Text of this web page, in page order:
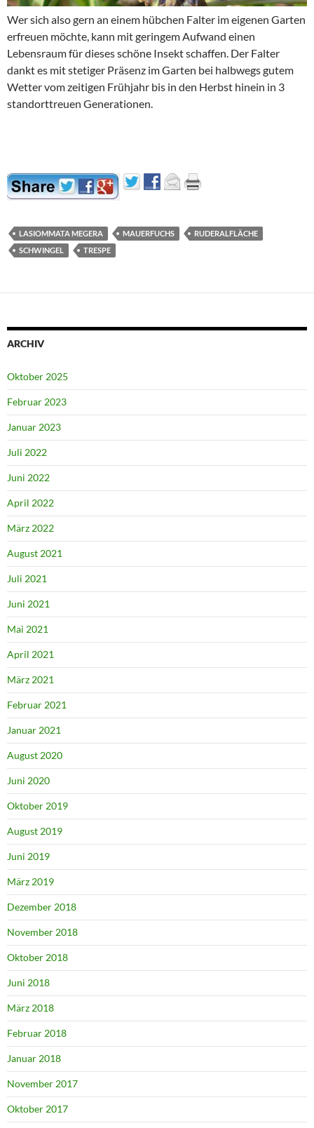
Wer sich also gern an einem hübchen Falter im eigenen Garten
erfreuen möchte, kann mit geringem Aufwand einen
Lebensraum für dieses schöne Insekt schaffen. Der Falter
dankt es mit stetiger Präsenz im Garten bei halbwegs gutem
Wetter vom zeitigen Frühjahr bis in den Herbst hinein in 3
standorttreuen Generationen.
LASIOMMATA MEGERA MAUERFUCHS
RUDERALFLÄCHE
SCHWINGEL
TRESPE
ARCHIV
Oktober 2025
Februar 2023
Januar 2023
Juli 2022
Juni 2022
April 2022
März 2022
August 2021
Juli 2021
Juni 2021
Mai 2021
April 2021
März 2021
Februar 2021
Januar 2021
August 2020
Juni 2020
Oktober 2019
August 2019
Juni 2019
März 2019
Dezember 2018
November 2018
Oktober 2018
Juni 2018
März 2018
Februar 2018
Januar 2018
November 2017
Oktober 2017